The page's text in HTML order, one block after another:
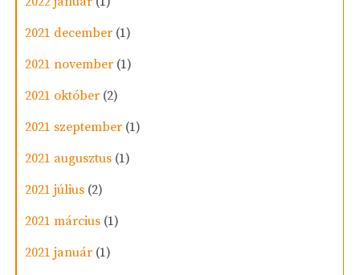
2021 december (1)
2021 november (1)
2021 október (2)
2021 szeptember (1)
2021 augusztus (1)
2021 július (2)
2021 március (1)
2021 január (1)